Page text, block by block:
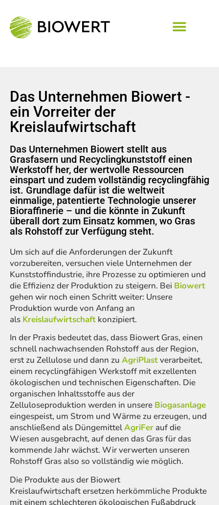
Das Unternehmen Biowert -
ein Vorreiter der
Kreislaufwirtschaft
Das Unternehmen Biowert stellt aus
Grasfasern und Recyclingkunststoff einen
Werkstoff her, der wertvolle Ressourcen
einspart und zudem vollständig recyclingfähig
ist. Grundlage dafür ist die weltweit
einmalige, patentierte Technologie unserer
Bioraffinerie – und die könnte in Zukunft
überall dort zum Einsatz kommen, wo Gras
als Rohstoff zur Verfügung steht.
Um sich auf die Anforderungen der Zukunft
vorzubereiten, versuchen viele Unternehmen der
Kunststoffindustrie, ihre Prozesse zu optimieren und
die Effizienz der Produktion zu steigern. Bei Biowert
gehen wir noch einen Schritt weiter: Unsere
Produktion wurde von Anfang an
als Kreislaufwirtschaft konzipiert.
In der Praxis bedeutet das, dass Biowert Gras, einen
schnell nachwachsenden Rohstoff aus der Region,
erst zu Zellulose und dann zu AgriPlastverarbeitet,
einem recyclingfähigen Werkstoff mit exzellenten
ökologischen und technischen Eigenschaften. Die
organischen Inhaltsstoffe aus der
Zelluloseproduktion werden in unsere Biogasanlage
eingespeist, um Strom und Wärme zu erzeugen, und
anschließend als DüngemittelAgriFer auf die
Wiesen ausgebracht, auf denen das Gras für das
kommende Jahr wächst. Wir verwerten unseren
Rohstoff Gras also so vollständig wie möglich.
Die Produkte aus der Biowert
Kreislaufwirtschaft ersetzen herkömmliche Produkte
mit einem schlechteren ökologischen Fußabdruck